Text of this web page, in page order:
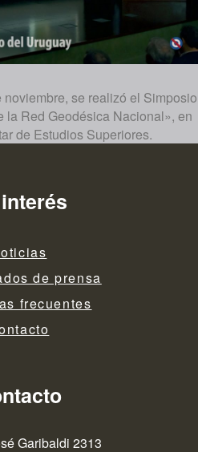
se realizó el Simposio
la Red Geodésica Nacional», en
de Estudios Superiores.
de prensa
frecuentes
Garibaldi 2313